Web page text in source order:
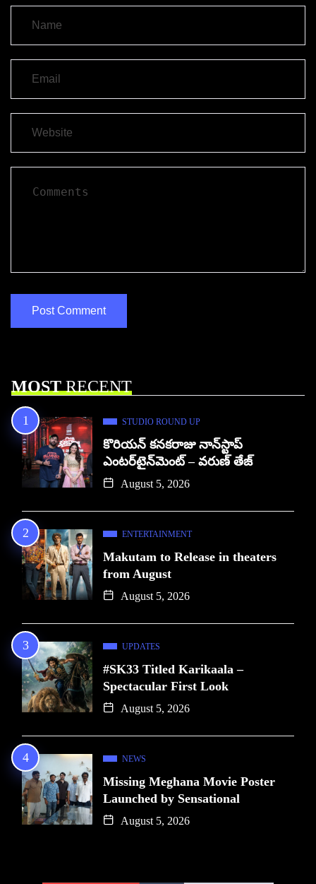
MOSTRECENT
STUDIO ROUND UP
కొరియన్ కనకరాజు నాన్‌స్టాప్
ఎంటర్‌టైన్‌మెంట్ – వరుణ్ తేజ్
August 5, 2026
ENTERTAINMENT
Makutam to Release in theaters
from August
August 5, 2026
UPDATES
#SK33 Titled Karikaala –
Spectacular First Look
August 5, 2026
NEWS
Missing Meghana Movie Poster
Launched by Sensational
August 5, 2026